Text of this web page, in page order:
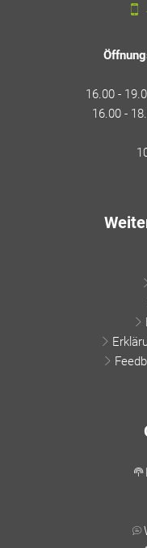
16.00 -
16.00 -